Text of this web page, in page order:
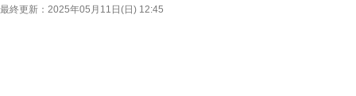
最終更新： 2025年05月11日(日) 12:45